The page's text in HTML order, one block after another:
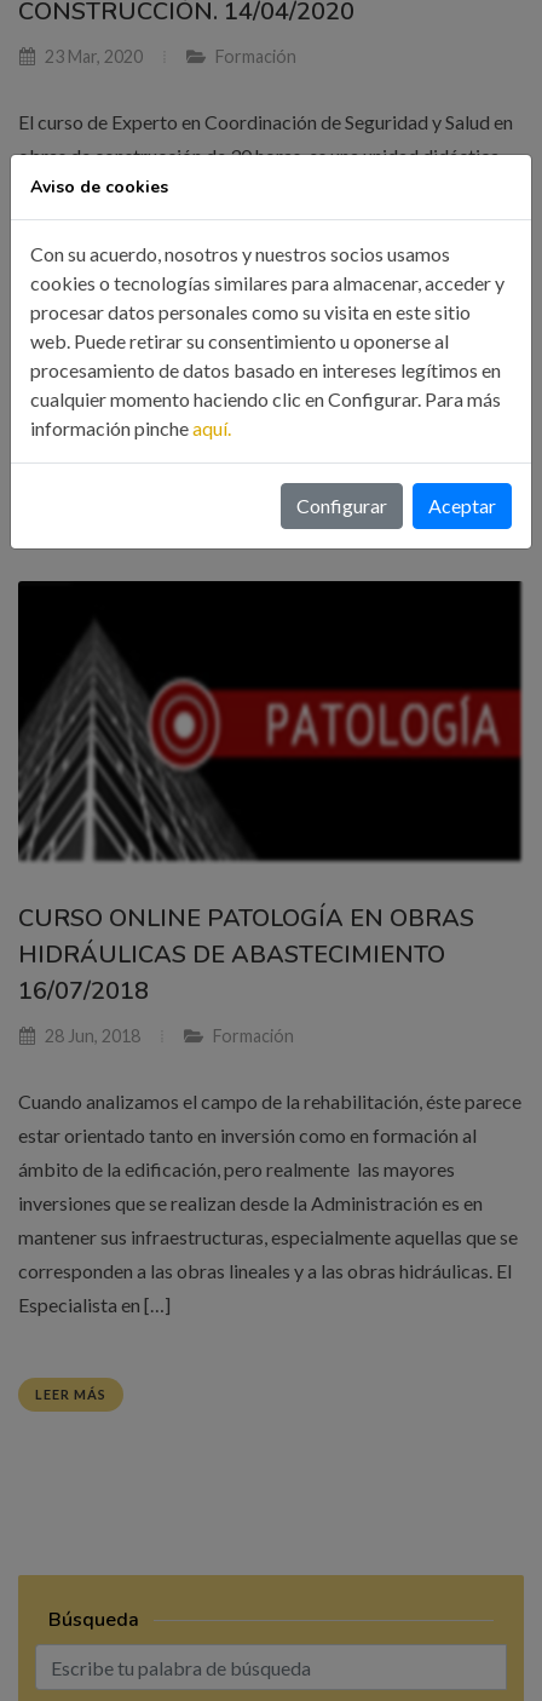
CONSTRUCCIÓN. 14/04/2020
23 Mar, 2020 Formación
El curso de Experto en Coordinación de Seguridad y Salud en
obras de construcción de 30 horas, es una unidad didáctica
del máster Experto en Diseño y ejecución de edificaciones
industriales que está compuesto por 6 cursos. Por la
superación de cada curso se otorgará un Diploma específico
y se otorgará otro por la superación de la totalidad de las seis
unidades didácticas, ambos emitidos por el Consejo General
de Colegios Oficiales de Ingenieros Industriales de España.
CURSO ONLINE PATOLOGÍA EN OBRAS
HIDRÁULICAS DE ABASTECIMIENTO
16/07/2018
28 Jun, 2018 Formación
Cuando analizamos el campo de la rehabilitación, éste parece
estar orientado tanto en inversión como en formación al
ámbito de la edificación, pero realmente las mayores
inversiones que se realizan desde la Administración es en
mantener sus infraestructuras, especialmente aquellas que se
corresponden a las obras lineales y a las obras hidráulicas. El
Especialista en […]
LEER MÁS
Búsqueda
Aviso de cookies
Con su acuerdo, nosotros y nuestros socios usamos
cookies o tecnologías similares para almacenar, acceder y
procesar datos personales como su visita en este sitio
web. Puede retirar su consentimiento u oponerse al
procesamiento de datos basado en intereses legítimos en
cualquier momento haciendo clic en Configurar. Para más
información pincheaquí.
Configurar Aceptar